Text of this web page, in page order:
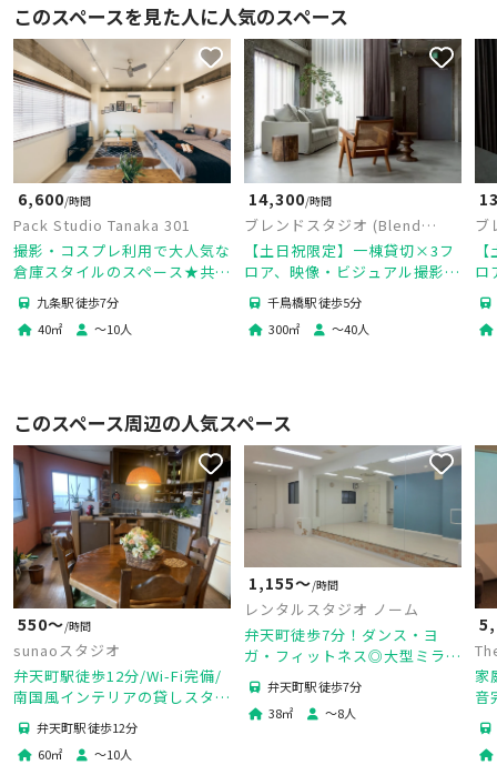
このスペースを見た人に人気のスペース
6,600/時間
Pack Studio Tanaka 301
撮影・コスプレ利用で大人気な
倉庫スタイルのスペース★共用
部は無料で利用可能！
九条駅 徒歩7分
40㎡ 〜10人
14,300/時間
ブレンドスタジオ (Blend
Studio)｜3時間プラン
【土日祝限定】一棟貸切×3フ
ロア、映像・ビジュアル撮影に
最適 (3時間プラン)
千鳥橋駅 徒歩5分
300㎡ 〜40人
ブ
ロ
このスペース周辺の人気スペース
550〜/時間
sunaoスタジオ
弁天町駅徒歩12分/Wi-Fi完備/
南国風インテリアの貸しスタジ
オ！女子会.ママ会.パーティ.お
料理教室に最適！
弁天町駅 徒歩12分
60㎡ 〜10人
1,155〜/時間
レンタルスタジオ ノーム
弁天町徒歩7分！ダンス・ヨ
ガ・フィットネス◎大型ミラー
完備の広々スタジオ
弁天町駅 徒歩7分
38㎡ 〜8人
家
音